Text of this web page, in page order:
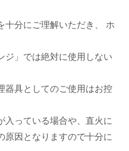
十分にご理解いただき、 ホ
ジ」では絶対に使用しない
器具としてのご使用はお控
入っている場合や、直火に
原因となりますので十分に